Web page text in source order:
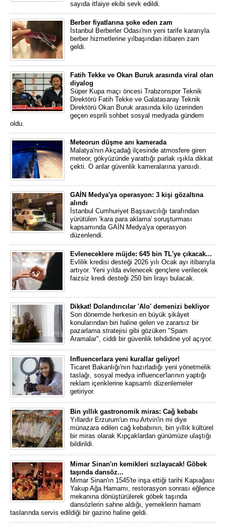
sayıda itfaiye ekibi sevk edildi.
Berber fiyatlarına şoke eden zam
İstanbul Berberler Odası'nın yeni tarife kararıyla
berber hizmetlerine yılbaşından itibaren zam
geldi.
Fatih Tekke ve Okan Buruk arasında viral olan
diyalog
Süper Kupa maçı öncesi Trabzonspor Teknik
Direktörü Fatih Tekke ve Galatasaray Teknik
Direktörü Okan Buruk arasında kilo üzerinden
geçen esprili sohbet sosyal medyada gündem
oldu.
Meteorun düşme anı kamerada
Malatya'nın Akçadağ ilçesinde atmosfere giren
meteor, gökyüzünde yarattığı parlak ışıkla dikkat
çekti. O anlar güvenlik kameralarına yansıdı.
GAİN Medya'ya operasyon: 3 kişi gözaltına
alındı
İstanbul Cumhuriyet Başsavcılığı tarafından
yürütülen ‘kara para aklama' soruşturması
kapsamında GAİN Medya'ya operasyon
düzenlendi.
Evleneceklere müjde: 645 bin TL'ye çıkacak...
Evlilik kredisi desteği 2026 yılı Ocak ayı itibarıyla
artıyor. Yeni yılda evlenecek gençlere verilecek
faizsiz kredi desteği 250 bin lirayı bulacak.
Dikkat! Dolandırıcılar 'Alo' demenizi bekliyor
Son dönemde herkesin en büyük şikâyet
konularından biri haline gelen ve zararsız bir
pazarlama stratejisi gibi gözüken "Spam
Aramalar", ciddi bir güvenlik tehdidine yol açıyor.
Influencerlara yeni kurallar geliyor!
Ticaret Bakanlığı'nın hazırladığı yeni yönetmelik
taslağı, sosyal medya influencer'larının yaptığı
reklam içeriklerine kapsamlı düzenlemeler
getiriyor.
Bin yıllık gastronomik miras: Cağ kebabı
Yıllardır Erzurum'un mu Artvin'in mi diye
münazara edilen cağ kebabının, bin yıllık kültürel
bir miras olarak Kıpçaklardan günümüze ulaştığı
bildirildi.
Mimar Sinan'ın kemikleri sızlayacak! Göbek
taşında dansöz...
Mimar Sinan'ın 1545'te inşa ettiği tarihi Kapıağası
Yakup Ağa Hamamı, restorasyon sonrası eğlence
mekanına dönüştürülerek göbek taşında
dansözlerin sahne aldığı, yemeklerin hamam
taslarında servis edildiği bir gazino haline geldi.